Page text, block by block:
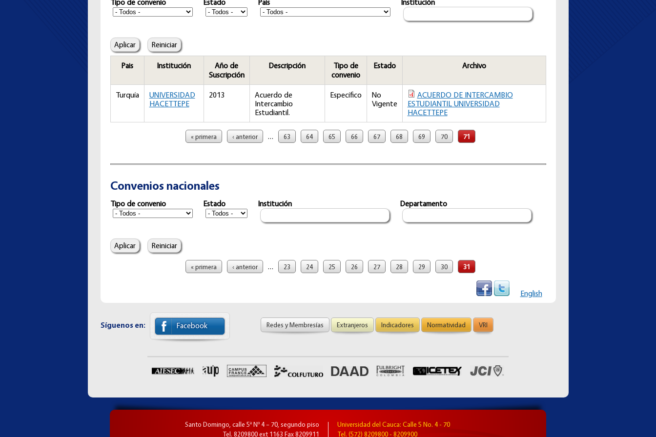
Tipo de convenio Estado Pais Institución
Pais Institución
Año de
Suscripción
Descripción
Tipo de
convenio
Estado Archivo
Turquía
UNIVERSIDAD
HACETTEPE
2013
Acuerdo de
Intercambio
Estudiantil.
Específico
No
Vigente
ACUERDO DE INTERCAMBIO
ESTUDIANTIL UNIVERSIDAD
HACETTEPE
« primera ‹ anterior … 63 64 65 66 67 68 69 70 71
Convenios nacionales
Tipo de convenio Estado Institución Departamento
« primera ‹ anterior … 23 24 25 26 27 28 29 30 31
English
Síguenos en: Facebook Redes y Membresías Extranjeros Indicadores Normatividad VRI
Santo Domingo, calle 5ª Nº 4 – 70, segundo piso
Tel. 8209800 ext 1163 Fax 8209911
Universidad del Cauca: Calle 5 No. 4 - 70
Tel. (572) 8209800 - 8209900